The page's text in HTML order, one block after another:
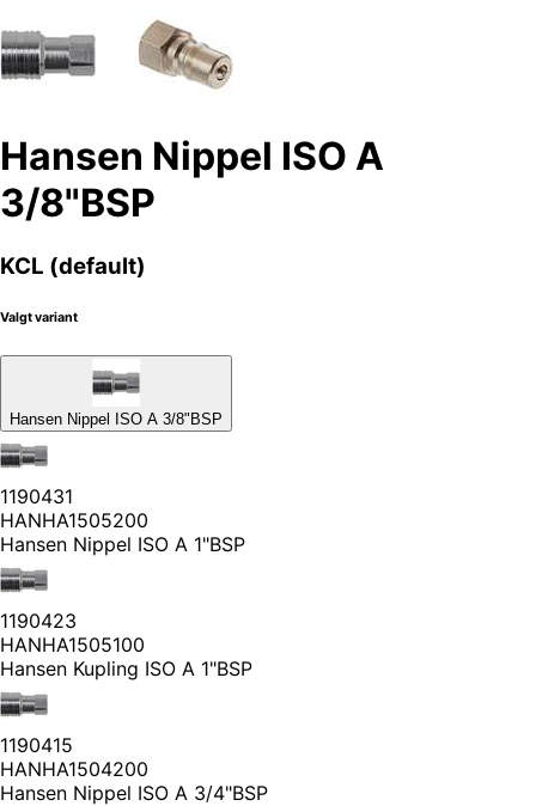
Hansen Nippel ISO A
3/8"BSP
KCL (default)
Valgt variant
Hansen Nippel ISO A 3/8"BSP
1190431
HANHA1505200
Hansen Nippel ISO A 1"BSP
1190423
HANHA1505100
Hansen Kupling ISO A 1"BSP
1190415
HANHA1504200
Hansen Nippel ISO A 3/4"BSP